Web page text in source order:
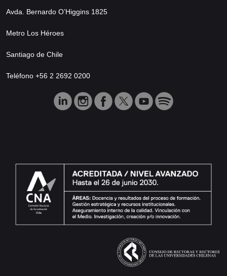
Avda. Bernardo O’Higgins 1825
Metro Los Héroes
Santiago de Chile
Teléfono +56 2 2692 0200